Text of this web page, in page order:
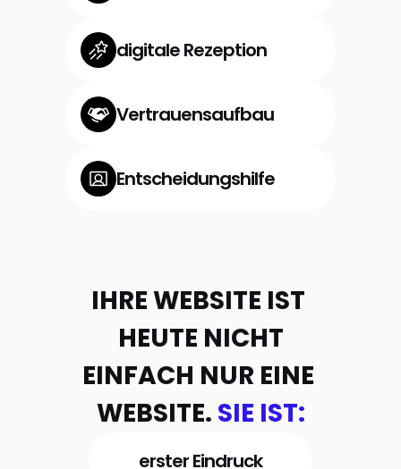
digitale Rezeption
Vertrauensaufbau
Entscheidungshilfe
IHRE WEBSITE IST
HEUTE NICHT
EINFACH NUR EINE
WEBSITE. SIE IST:
erster Eindruck